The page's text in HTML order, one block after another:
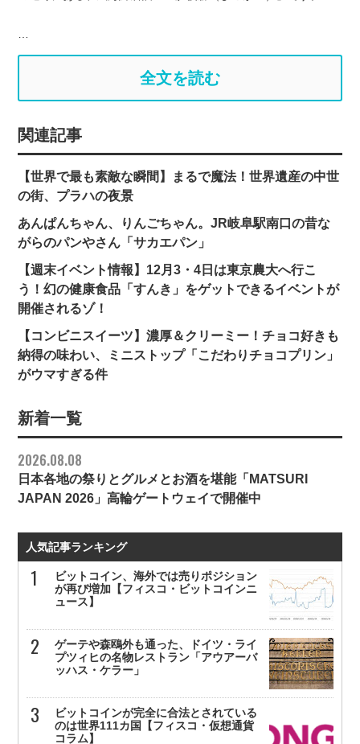
全文を読む
関連記事
【世界で最も素敵な瞬間】まるで魔法！世界遺産の中世
の街、プラハの夜景
あんぱんちゃん、りんごちゃん。JR岐阜駅南口の昔な
がらのパンやさん「サカエパン」
【週末イベント情報】12月3・4日は東京農大へ行こ
う！幻の健康食品「すんき」をゲットできるイベントが
開催されるゾ！
【コンビニスイーツ】濃厚＆クリーミー！チョコ好きも
納得の味わい、ミニストップ「こだわりチョコプリン」
がウマすぎる件
新着一覧
2026.08.08
日本各地の祭りとグルメとお酒を堪能「MATSURI
JAPAN 2026」高輪ゲートウェイで開催中
人気記事ランキング
ビットコイン、海外では売りポジション
が再び増加【フィスコ・ビットコインニ
ュース】
ゲーテや森鴎外も通った、ドイツ・ライ
プツィヒの名物レストラン「アウアーバ
ッハス・ケラー」
ビットコインが完全に合法とされている
のは世界111カ国【フィスコ・仮想通貨
コラム】